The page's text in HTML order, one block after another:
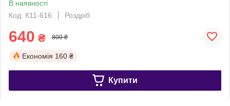
В наявності
Код: К11-616
Роздріб
640 ₴ 800 ₴
Економія 160 ₴
Купити